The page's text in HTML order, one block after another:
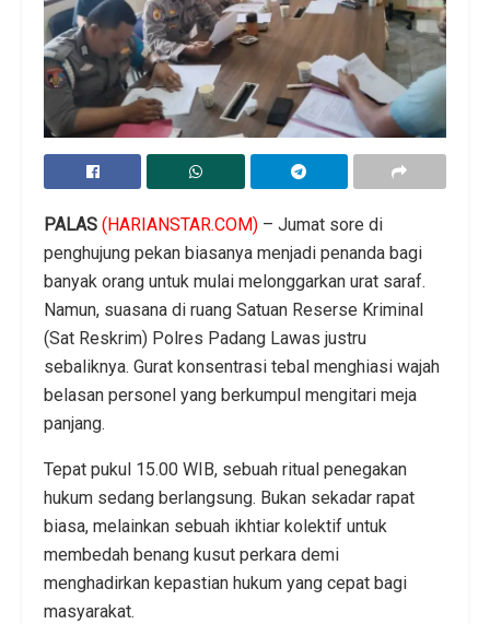
PALAS (HARIANSTAR.COM) – Jumat sore di
penghujung pekan biasanya menjadi penanda bagi
banyak orang untuk mulai melonggarkan urat saraf.
Namun, suasana di ruang Satuan Reserse Kriminal
(Sat Reskrim) Polres Padang Lawas justru
sebaliknya. Gurat konsentrasi tebal menghiasi wajah
belasan personel yang berkumpul mengitari meja
panjang.
Tepat pukul 15.00 WIB, sebuah ritual penegakan
hukum sedang berlangsung. Bukan sekadar rapat
biasa, melainkan sebuah ikhtiar kolektif untuk
membedah benang kusut perkara demi
menghadirkan kepastian hukum yang cepat bagi
masyarakat.